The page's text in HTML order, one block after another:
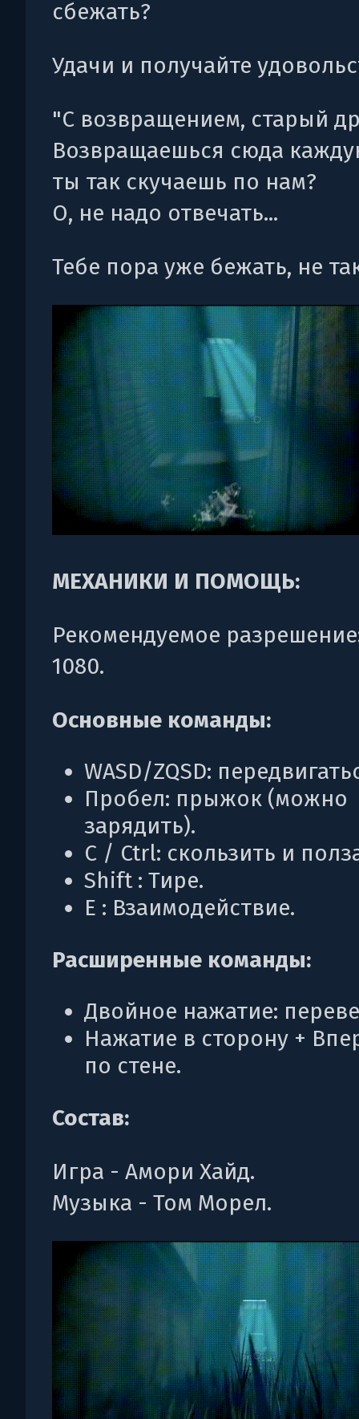
сбежать?
Удачи и получайте
"С возвращением, старый
Возвращаешься сюда
ты так скучаешь по нам?
О, не надо отвечать...
Тебе пора уже бежать, не
МЕХАНИКИ И ПОМОЩЬ:
Рекомендуемое
1080.
Основные команды:
WASD/ZQSD:
Пробел: прыжок (можно
зарядить).
C / Ctrl: скользить и
Shift : Тире.
E : Взаимодействие.
Расширенные команды:
Двойное нажатие:
Нажатие в сторону +
по стене.
Состав:
Игра - Амори Хайд.
Музыка - Том Морел.